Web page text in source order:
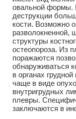
овальной формы.
деструкции
кости. Возможно
разволокненной,
структуры
остеопороза. Из
поражаются
обнаруживаться
в органах
чаще в виде
внутригрудных
плевры.
заключаются в